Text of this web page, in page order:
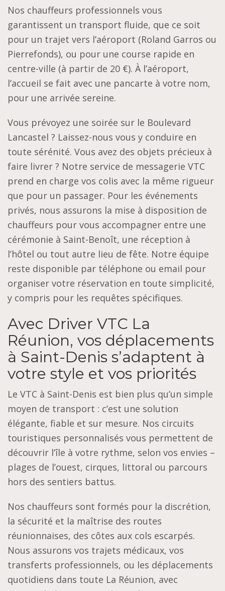
Nos chauffeurs professionnels vous
garantissent un transport fluide, que ce soit
pour un trajet vers l’aéroport (Roland Garros ou
Pierrefonds), ou pour une course rapide en
centre-ville (à partir de 20 €). À l’aéroport,
l’accueil se fait avec une pancarte à votre nom,
pour une arrivée sereine.
Vous prévoyez une soirée sur le Boulevard
Lancastel ? Laissez-nous vous y conduire en
toute sérénité. Vous avez des objets précieux à
faire livrer ? Notre service de messagerie VTC
prend en charge vos colis avec la même rigueur
que pour un passager. Pour les événements
privés, nous assurons la mise à disposition de
chauffeurs pour vous accompagner entre une
cérémonie à Saint-Benoît, une réception à
l’hôtel ou tout autre lieu de fête. Notre équipe
reste disponible par téléphone ou email pour
organiser votre réservation en toute simplicité,
y compris pour les requêtes spécifiques.
Avec Driver VTC La
Réunion, vos déplacements
à Saint-Denis s’adaptent à
votre style et vos priorités
Le VTC à Saint-Denis est bien plus qu’un simple
moyen de transport : c’est une solution
élégante, fiable et sur mesure. Nos circuits
touristiques personnalisés vous permettent de
découvrir l’île à votre rythme, selon vos envies –
plages de l’ouest, cirques, littoral ou parcours
hors des sentiers battus.
Nos chauffeurs sont formés pour la discrétion,
la sécurité et la maîtrise des routes
réunionnaises, des côtes aux cols escarpés.
Nous assurons vos trajets médicaux, vos
transferts professionnels, ou les déplacements
quotidiens dans toute La Réunion, avec